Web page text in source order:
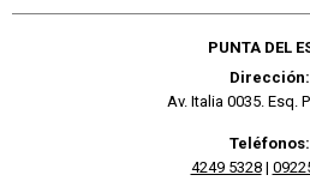
PUNTA DEL
Dirección:
Av. Italia 0035. Esq.
Teléfonos:
4249 5328|